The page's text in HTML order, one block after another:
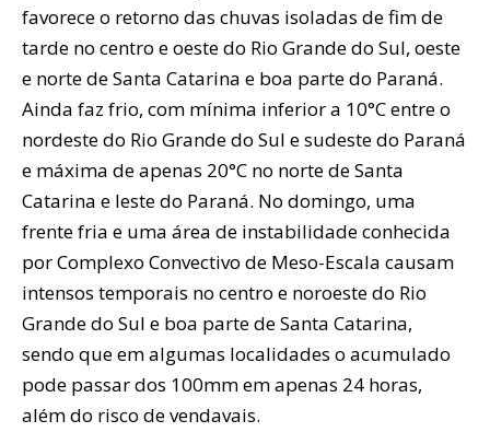
favorece o retorno das chuvas isoladas de fim de
tarde no centro e oeste do Rio Grande do Sul, oeste
e norte de Santa Catarina e boa parte do Paraná.
Ainda faz frio, com mínima inferior a 10°C entre o
nordeste do Rio Grande do Sul e sudeste do Paraná
e máxima de apenas 20°C no norte de Santa
Catarina e leste do Paraná. No domingo, uma
frente fria e uma área de instabilidade conhecida
por Complexo Convectivo de Meso-Escala causam
intensos temporais no centro e noroeste do Rio
Grande do Sul e boa parte de Santa Catarina,
sendo que em algumas localidades o acumulado
pode passar dos 100mm em apenas 24 horas,
além do risco de vendavais.